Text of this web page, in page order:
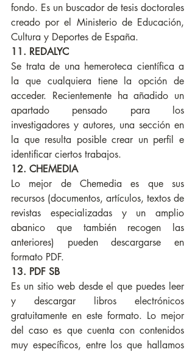
fondo. Es un buscador de tesis doctorales
creado por el Ministerio de Educación,
Cultura y Deportes de España.
11. REDALYC
Se trata de una hemeroteca científica a
la que cualquiera tiene la opción de
acceder. Recientemente ha añadido un
apartado pensado para los
investigadores y autores, una sección en
la que resulta posible crear un perfil e
identificar ciertos trabajos.
12. CHEMEDIA
Lo mejor de Chemedia es que sus
recursos (documentos, artículos, textos de
revistas especializadas y un amplio
abanico que también recogen las
anteriores) pueden descargarse en
formato PDF.
13. PDF SB
Es un sitio web desde el que puedes leer
y descargar libros electrónicos
gratuitamente en este formato. Lo mejor
del caso es que cuenta con contenidos
muy específicos, entre los que hallamos